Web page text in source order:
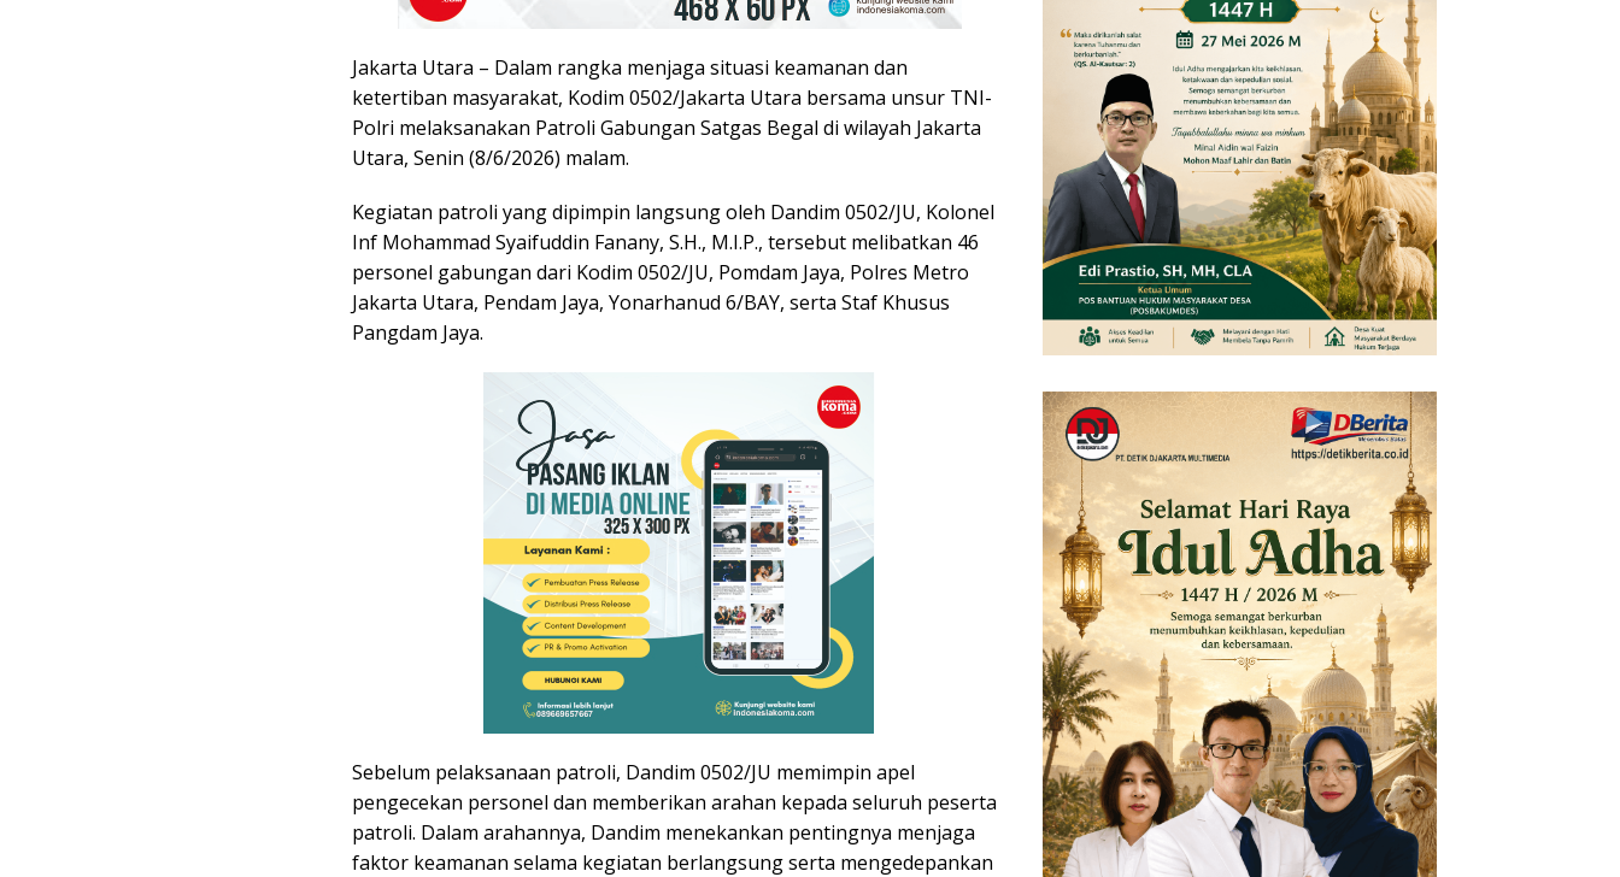
Jakarta Utara – Dalam rangka menjaga situasi keamanan dan
ketertiban masyarakat, Kodim 0502/Jakarta Utara bersama unsur TNI-
Polri melaksanakan Patroli Gabungan Satgas Begal di wilayah Jakarta
Utara, Senin (8/6/2026) malam.
Kegiatan patroli yang dipimpin langsung oleh Dandim 0502/JU, Kolonel
Inf Mohammad Syaifuddin Fanany, S.H., M.I.P., tersebut melibatkan 46
personel gabungan dari Kodim 0502/JU, Pomdam Jaya, Polres Metro
Jakarta Utara, Pendam Jaya, Yonarhanud 6/BAY, serta Staf Khusus
Pangdam Jaya.
Sebelum pelaksanaan patroli, Dandim 0502/JU memimpin apel
pengecekan personel dan memberikan arahan kepada seluruh peserta
patroli. Dalam arahannya, Dandim menekankan pentingnya menjaga
faktor keamanan selama kegiatan berlangsung serta mengedepankan